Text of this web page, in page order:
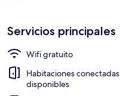
Servicios principales
Wifi gratuito
Habitaciones conectadas
disponibles